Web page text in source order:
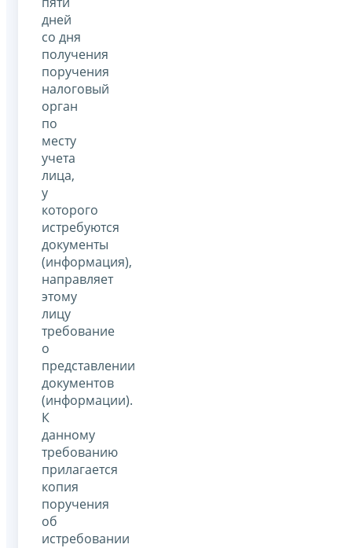
дней
со дня
получения
поручения
налоговый
орган
по
месту
учета
лица,
у
которого
истребуются
документы
(информация),
направляет
этому
лицу
требование
о
представлении
документов
(информации).
К
данному
требованию
прилагается
копия
поручения
об
истребовании